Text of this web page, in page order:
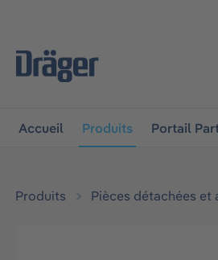
Accueil Produits Portail
Produits Pièces détachées et